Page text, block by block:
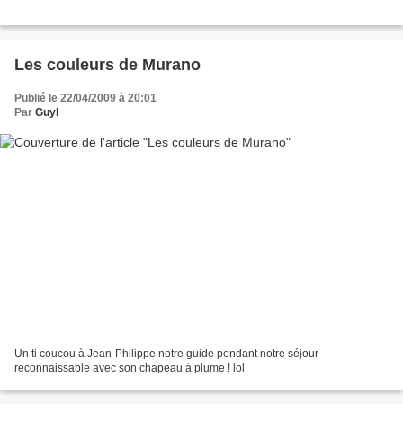
Les couleurs de Murano
Publié le 22/04/2009 à 20:01
Par Guyl
Un ti coucou à Jean-Philippe notre guide pendant notre séjour
reconnaissable avec son chapeau à plume ! lol